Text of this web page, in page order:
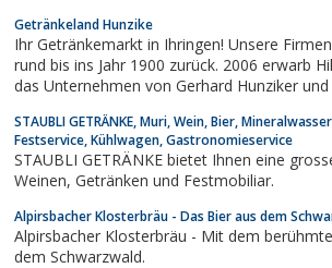
Getränkeland Hunzike
Ihr Getränkemarkt in Ihringen! Unsere
rund bis ins Jahr 1900 zurück. 2006 erwarb
das Unternehmen von Gerhard Hunziker
Namensänderung in „Getränkeland Hunziker
Weiter
STAUBLI GETRÄNKE, Muri, Wein, Bier,
Festservice, Kühlwagen, Gastronomieservice
STAUBLI GETRÄNKE bietet Ihnen eine
Weinen, Getränken und Festmobiliar.
Alpirsbacher Klosterbräu - Das Bier aus dem
Alpirsbacher Klosterbräu - Mit dem
dem Schwarzwald.